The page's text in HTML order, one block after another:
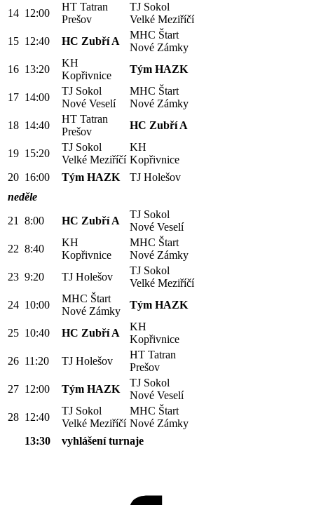
14 12:00
HT Tatran
Prešov
TJ Sokol
Velké Meziříčí
15 12:40 HC Zubří A
MHC Štart
Nové Zámky
16 13:20
KH
Kopřivnice
Tým HAZK
17 14:00
TJ Sokol
Nové Veselí
MHC Štart
Nové Zámky
18 14:40
HT Tatran
Prešov
HC Zubří A
19 15:20
TJ Sokol
Velké Meziříčí
KH
Kopřivnice
20 16:00 Tým HAZK
TJ Holešov
neděle
21
8:00 HC Zubří A
TJ Sokol
Nové Veselí
22 8:40
KH
Kopřivnice
MHC Štart
Nové Zámky
23 9:20 TJ Holešov
TJ Sokol
Velké Meziříčí
24 10:00
MHC Štart
Nové Zámky
Tým HAZK
25 10:40 HC Zubří A
KH
Kopřivnice
26 11:20 TJ Holešov
HT Tatran
Prešov
27 12:00 Tým HAZK
TJ Sokol
Nové Veselí
28 12:40
TJ Sokol
Velké Meziříčí
MHC Štart
Nové Zámky
13:30
vyhlášení turnaje